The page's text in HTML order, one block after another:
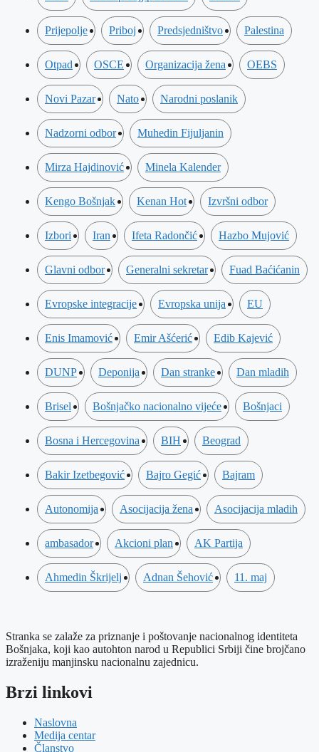
Prijepolje Priboj Predsjedništvo Palestina
Otpad OSCE Organizacija žena OEBS
Novi Pazar Nato Narodni poslanik
Nadzorni odbor Muhedin Fijuljanin
Mirza Hajdinović Minela Kalender
Kengo Bošnjak Kenan Hot Izvršni odbor
Izbori Iran Ifeta Radončić Hazbo Mujović
Glavni odbor Generalni sekretar Fuad Baćićanin
Evropske integracije Evropska unija EU
Enis Imamović Emir Ašćerić Edib Kajević
DUNP Deponija Dan stranke Dan mladih
Brisel Bošnjačko nacionalno vijeće Bošnjaci
Bosna i Hercegovina BIH Beograd
Bakir Izetbegović Bajro Gegić Bajram
Autonomija Asocijacija žena Asocijacija mladih
ambasador Akcioni plan AK Partija
Ahmedin Škrijelj Adnan Šehović 11. maj
Stranka se zalaže za priznanje i poštovanje nacionalnog identiteta
Bošnjaka, koji kao autohton narod u Republici Srbiji čine brojčano
izraženiju manjinsku nacionalnu zajednicu.
Brzi linkovi
Naslovna
Medija centar
Članstvo